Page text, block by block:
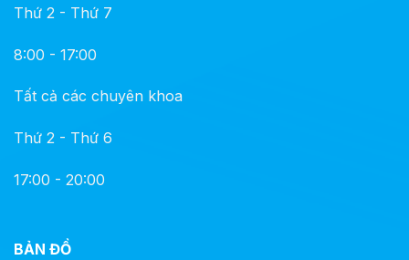
Thứ 2 - Thứ 7
8:00 - 17:00
Tất cả các chuyên khoa
Thứ 2 - Thứ 6
17:00 - 20:00
BẢN ĐỒ